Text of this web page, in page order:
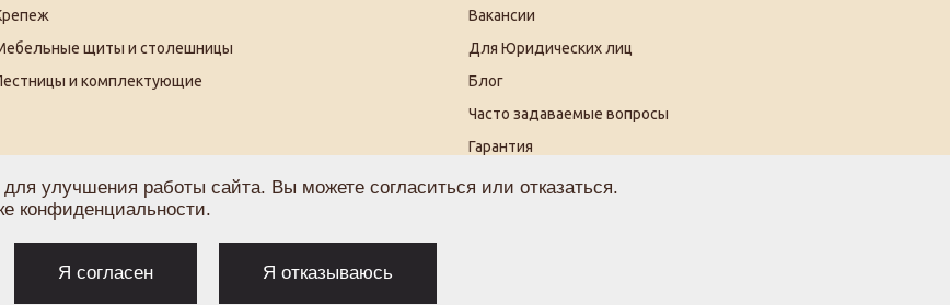
щиты и столешницы
и комплектующие
Вакансии
Для Юридических лиц
Блог
Часто задаваемые вопросы
Гарантия
улучшения работы сайта. Вы можете согласиться или отказаться.
конфиденциальности.
Я согласен Я отказываюсь